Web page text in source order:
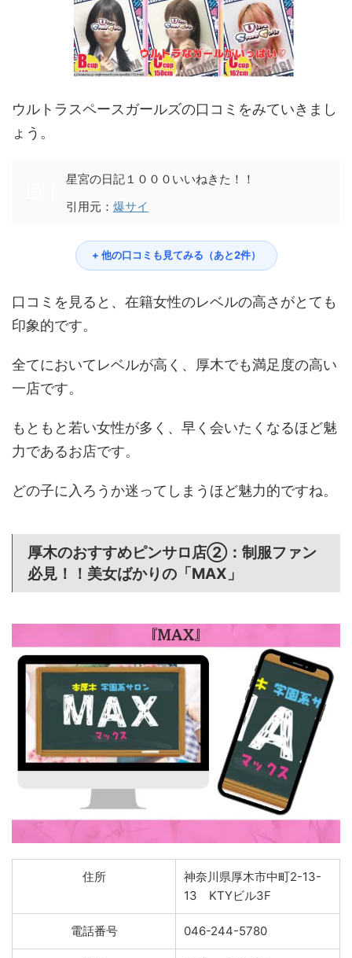
ウルトラスペースガールズの口コミをみていきまし
ょう。
星宮の日記１０００いいねきた！！
引用元： 爆サイ
+ 他の口コミも見てみる（あと2件）
口コミを見ると、在籍女性のレベルの高さがとても
印象的です。
全てにおいてレベルが高く、厚木でも満足度の高い
一店です。
もともと若い女性が多く、早く会いたくなるほど魅
力であるお店です。
どの子に入ろうか迷ってしまうほど魅力的ですね。
厚木のおすすめピンサロ店②：制服ファン
必見！！美女ばかりの「MAX」
住所
神奈川県厚木市中町2-13-
13 KTYビル3F
電話番号 046-244-5780